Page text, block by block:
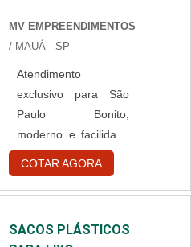
comprometida com
seus serviços,
consegue encontrar o
site da Best Fabril. É
possível encontrar
capote hospitalar
descartável e gorr...
MV EMPREENDIMENTOS
/ MAUÁ - SP
Atendimento
exclusivo para São
Paulo Bonito,
moderno e facilidade
na limpeza, o piso
epóxi hospitalar
garante um ambiente
necessidades
COTAR AGORA
SACOS PLÁSTICOS